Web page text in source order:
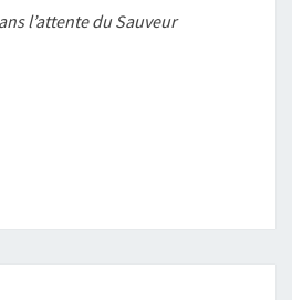
l’attente du Sauveur